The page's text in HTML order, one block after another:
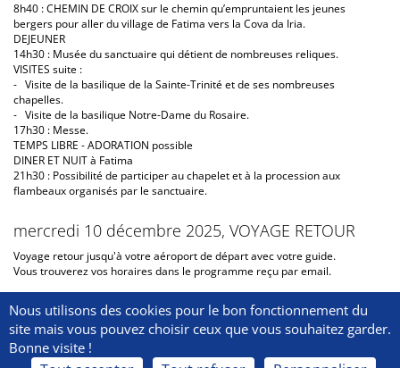
8h40 : CHEMIN DE CROIX sur le chemin qu’empruntaient les jeunes
bergers pour aller du village de Fatima vers la Cova da Iria.
DEJEUNER
14h30 : Musée du sanctuaire qui détient de nombreuses reliques.
VISITES suite :
- Visite de la basilique de la Sainte-Trinité et de ses nombreuses
chapelles.
- Visite de la basilique Notre-Dame du Rosaire.
17h30 : Messe.
TEMPS LIBRE - ADORATION possible
DINER ET NUIT à Fatima
21h30 : Possibilité de participer au chapelet et à la procession aux
flambeaux organisés par le sanctuaire.
mercredi 10 décembre 2025, VOYAGE RETOUR
Voyage retour jusqu'à votre aéroport de départ avec votre guide.
Vous trouverez vos horaires dans le programme reçu par email.
Nous utilisons des cookies pour le bon fonctionnement du
site mais vous pouvez choisir ceux que vous souhaitez garder.
Bonne visite !